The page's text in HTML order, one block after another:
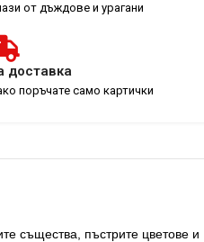
от дъждове и урагани
доставка
поръчате само картички
същества, пъстрите цветове и